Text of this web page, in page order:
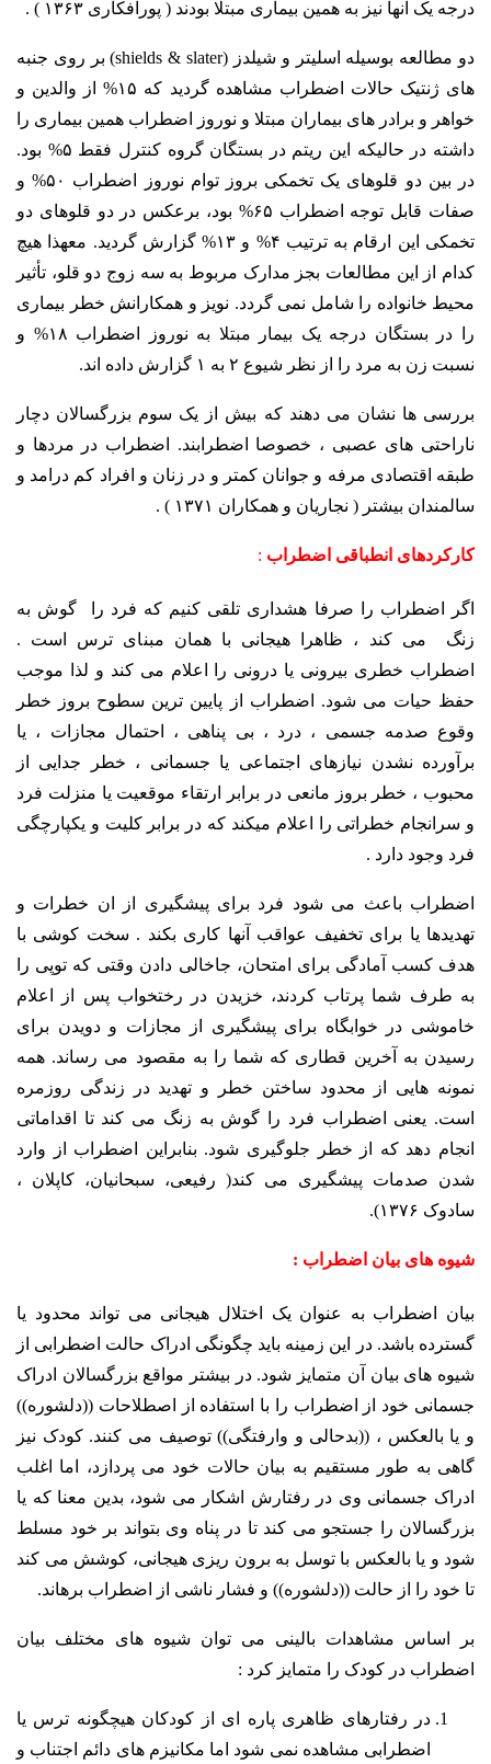
درجه یک آنها نیز به همین بیماری مبتلا بودند ( پورافکاری ۱۳۶۳ ) .
دو مطالعه بوسیله اسلیتر و شیلدز (shields & slater) بر روی جنبه
های ژنتیک حالات اضطراب مشاهده گردید که ۱۵% از والدین و
خواهر و برادر های بیماران مبتلا و نوروز اضطراب همین بیماری را
داشته در حالیکه این ریتم در بستگان گروه کنترل فقط ۵% بود.
در بین دو قلوهای یک تخمکی بروز توام نوروز اضطراب ۵۰% و
صفات قابل توجه اضطراب ۶۵% بود، برعکس در دو قلوهای دو
تخمکی این ارقام به ترتیب ۴% و ۱۳% گزارش گردید. معهذا هیچ
کدام از این مطالعات بجز مدارک مربوط به سه زوج دو قلو، تأثیر
محیط خانواده را شامل نمی گردد. نویز و همکارانش خطر بیماری
را در بستگان درجه یک بیمار مبتلا به نوروز اضطراب ۱۸% و
نسبت زن به مرد را از نظر شیوع ۲ به ۱ گزارش داده اند.
بررسی ها نشان می دهند که بیش از یک سوم بزرگسالان دچار
ناراحتی های عصبی ، خصوصا اضطرابند. اضطراب در مردها و
طبقه اقتصادی مرفه و جوانان کمتر و در زنان و افراد کم درامد و
سالمندان بیشتر ( نجاریان و همکاران ۱۳۷۱ ) .
کارکردهای انطباقی اضطراب :
اگر اضطراب را صرفا هشداری تلقی کنیم که فرد را گوش به
زنگ می کند ، ظاهرا هیجانی با همان مبنای ترس است .
اضطراب خطری بیرونی یا درونی را اعلام می کند و لذا موجب
حفظ حیات می شود. اضطراب از پایین ترین سطوح بروز خطر
وقوع صدمه جسمی ، درد ، بی پناهی ، احتمال مجازات ، یا
برآورده نشدن نیازهای اجتماعی یا جسمانی ، خطر جدایی از
محبوب ، خطر بروز مانعی در برابر ارتقاء موقعیت یا منزلت فرد
و سرانجام خطراتی را اعلام میکند که در برابر کلیت و یکپارچگی
فرد وجود دارد .
اضطراب باعث می شود فرد برای پیشگیری از ان خطرات و
تهدیدها یا برای تخفیف عواقب آنها کاری بکند . سخت کوشی با
هدف کسب آمادگی برای امتحان، جاخالی دادن وقتی که توپی را
به طرف شما پرتاب کردند، خزیدن در رختخواب پس از اعلام
خاموشی در خوابگاه برای پیشگیری از مجازات و دویدن برای
رسیدن به آخرین قطاری که شما را به مقصود می رساند. همه
نمونه هایی از محدود ساختن خطر و تهدید در زندگی روزمره
است. یعنی اضطراب فرد را گوش به زنگ می کند تا اقداماتی
انجام دهد که از خطر جلوگیری شود. بنابراین اضطراب از وارد
شدن صدمات پیشگیری می کند( رفیعی، سبحانیان، کاپلان ،
سادوک ۱۳۷۶).
شیوه های بیان اضطراب :
بیان اضطراب به عنوان یک اختلال هیجانی می تواند محدود یا
گسترده باشد. در این زمینه باید چگونگی ادراک حالت اضطرابی از
شیوه های بیان آن متمایز شود. در بیشتر مواقع بزرگسالان ادراک
جسمانی خود از اضطراب را با استفاده از اصطلاحات ((دلشوره))
و یا بالعکس ، ((بدحالی و وارفتگی)) توصیف می کنند. کودک نیز
گاهی به طور مستقیم به بیان حالات خود می پردازد، اما اغلب
ادراک جسمانی وی در رفتارش اشکار می شود، بدین معنا که یا
بزرگسالان را جستجو می کند تا در پناه وی بتواند بر خود مسلط
شود و یا بالعکس با توسل به برون ریزی هیجانی، کوشش می کند
تا خود را از حالت ((دلشوره)) و فشار ناشی از اضطراب برهاند.
بر اساس مشاهدات بالینی می توان شیوه های مختلف بیان
اضطراب در کودک را متمایز کرد :
در رفتارهای ظاهری پاره ای از کودکان هیچگونه ترس یا
اضطرابی مشاهده نمی شود اما مکانیزم های دائم اجتناب و